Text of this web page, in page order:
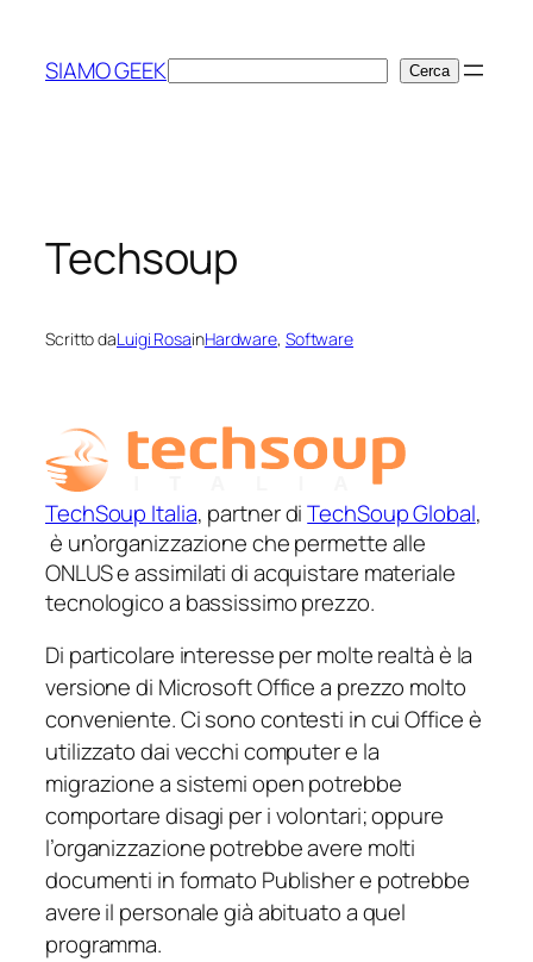
contenuto
SIAMO GEEKCerca Cerca
Techsoup
Scritto daLuigi RosainHardware, Software
TechSoup Italia, partner diTechSoup Global,
è un’organizzazione che permette alle
ONLUS e assimilati di acquistare materiale
tecnologico a bassissimo prezzo.
Di particolare interesse per molte realtà è la
versione di Microsoft Office a prezzo molto
conveniente. Ci sono contesti in cui Office è
utilizzato dai vecchi computer e la
migrazione a sistemiopenpotrebbe
comportare disagi per i volontari; oppure
l’organizzazione potrebbe avere molti
documenti in formato Publisher e potrebbe
avere il personale già abituato a quel
programma.